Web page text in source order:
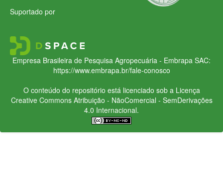
Suportado por
Empresa Brasileira de Pesquisa Agropecuária - Embrapa SAC:
https://www.embrapa.br/fale-conosco
O conteúdo do repositório está licenciado sob a Licença
Creative CommonsAtribuição - NãoComercial - SemDerivações
4.0 Internacional.